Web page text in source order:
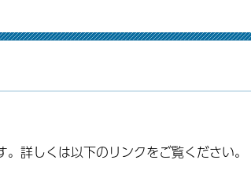
詳しくは以下のリンクをご覧ください。